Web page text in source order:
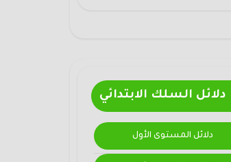
دلائل السلك الابتدائي
دلائل المستوى الأول